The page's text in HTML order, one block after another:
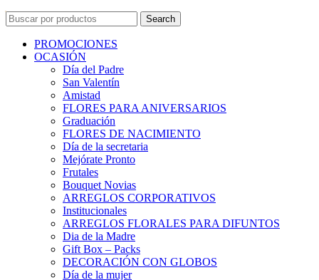
Search
PROMOCIONES
OCASIÓN
Día del Padre
San Valentín
Amistad
FLORES PARA ANIVERSARIOS
Graduación
FLORES DE NACIMIENTO
Día de la secretaria
Mejórate Pronto
Frutales
Bouquet Novias
ARREGLOS CORPORATIVOS
Institucionales
ARREGLOS FLORALES PARA DIFUNTOS
Dia de la Madre
Gift Box – Packs
DECORACIÓN CON GLOBOS
Día de la mujer